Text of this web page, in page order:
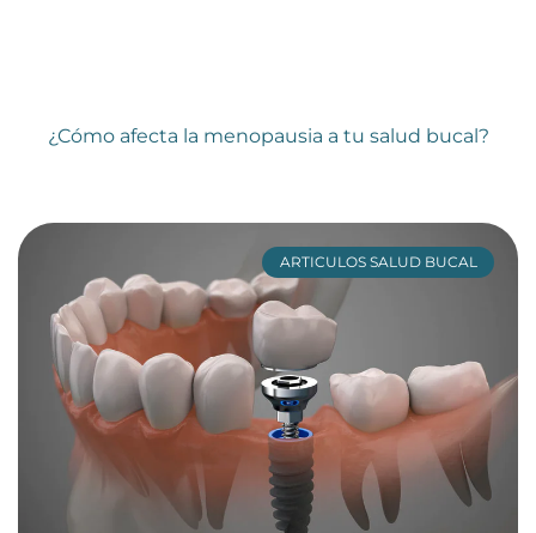
¿Cómo afecta la menopausia a tu salud bucal?
ARTICULOS SALUD BUCAL